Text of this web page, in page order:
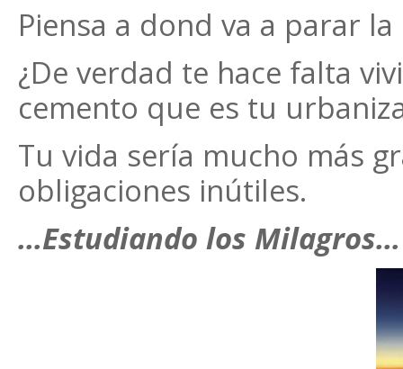
Piensa a dond va a parar
¿De verdad te hace falta
cemento que es tu
Tu vida sería mucho más
obligaciones inútiles.
…Estudiando los Milagros…